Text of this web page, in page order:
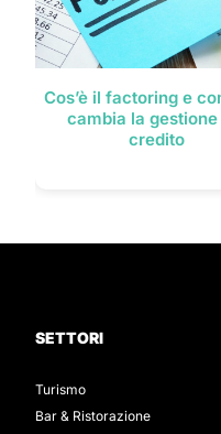
Cos’è il factoring e
cambia la gestione
credito
SETTORI
Turismo
Bar & Ristorazione